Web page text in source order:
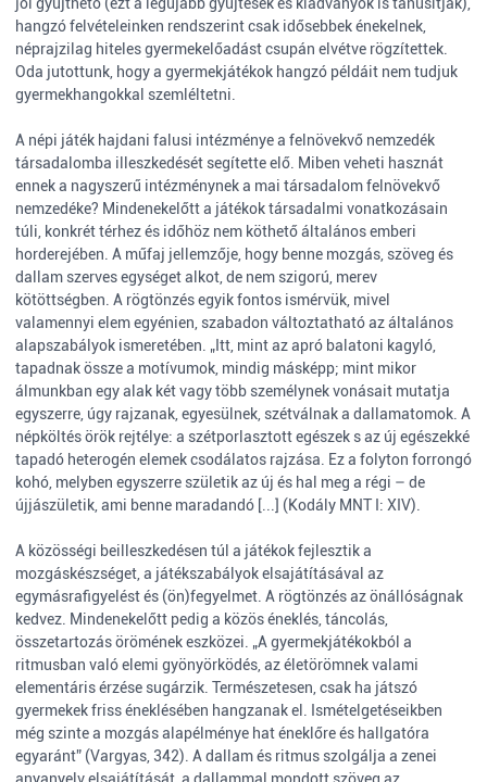
hangzó felvételeinken rendszerint csak idősebbek énekelnek,
néprajzilag hiteles gyermekelőadást csupán elvétve rögzítettek.
Oda jutottunk, hogy a gyermekjátékok hangzó példáit nem tudjuk
gyermekhangokkal szemléltetni.
A népi játék hajdani falusi intézménye a felnövekvő nemzedék
társadalomba illeszkedését segítette elő. Miben veheti hasznát
ennek a nagyszerű intézménynek a mai társadalom felnövekvő
nemzedéke? Mindenekelőtt a játékok társadalmi vonatkozásain
túli, konkrét térhez és időhöz nem köthető általános emberi
horderejében. A műfaj jellemzője, hogy benne mozgás, szöveg és
dallam szerves egységet alkot, de nem szigorú, merev
kötöttségben. A rögtönzés egyik fontos ismérvük, mivel
valamennyi elem egyénien, szabadon változtatható az általános
alapszabályok ismeretében. „Itt, mint az apró balatoni kagyló,
tapadnak össze a motívumok, mindig másképp; mint mikor
álmunkban egy alak két vagy több személynek vonásait mutatja
egyszerre, úgy rajzanak, egyesülnek, szétválnak a dallamatomok. A
népköltés örök rejtélye: a szétporlasztott egészek s az új egészekké
tapadó heterogén elemek csodálatos rajzása. Ez a folyton forrongó
kohó, melyben egyszerre születik az új és hal meg a régi – de
újjászületik, ami benne maradandó [...] (Kodály MNT I: XIV).
A közösségi beilleszkedésen túl a játékok fejlesztik a
mozgáskészséget, a játékszabályok elsajátításával az
egymásrafigyelést és (ön)fegyelmet. A rögtönzés az önállóságnak
kedvez. Mindenekelőtt pedig a közös éneklés, táncolás,
összetartozás örömének eszközei. „A gyermekjátékokból a
ritmusban való elemi gyönyörködés, az életörömnek valami
elementáris érzése sugárzik. Természetesen, csak ha játszó
gyermekek friss éneklésében hangzanak el. Ismételgetéseikben
még szinte a mozgás alapélménye hat éneklőre és hallgatóra
egyaránt” (Vargyas, 342). A dallam és ritmus szolgálja a zenei